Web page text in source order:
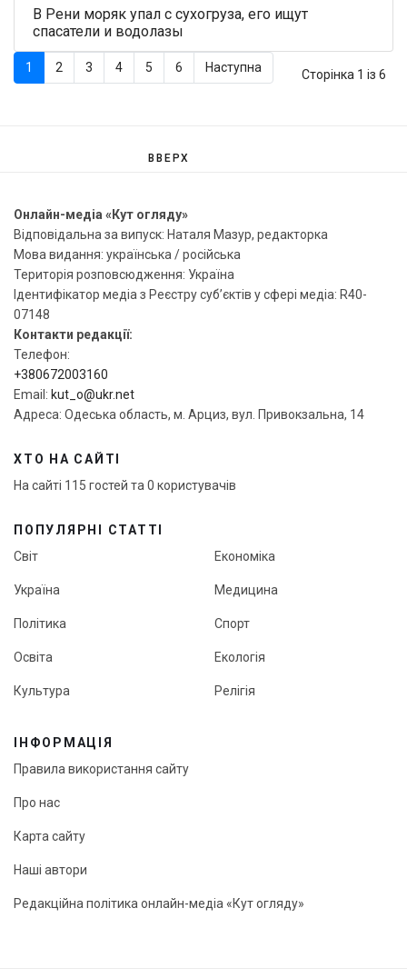
В Рени моряк упал с сухогруза, его ищут
спасатели и водолазы
Сторінка 1 із 6
1 2 3 4 5 6 Наступна
ВВЕРХ
Онлайн-медіа «Кут огляду»
Відповідальна за випуск: Наталя Мазур, редакторка
Мова видання: українська / російська
Територія розповсюдження: Україна
Ідентифікатор медіа з Реєстру суб’єктів у сфері медіа: R40-
07148
Контакти редакції:
Телефон:
+380672003160
Email: kut_o@ukr.net
Адреса: Одеська область, м. Арциз, вул. Привокзальна, 14
ХТО НА САЙТІ
На сайті 115 гостей та 0 користувачів
ПОПУЛЯРНІ СТАТТІ
Світ
Україна
Політика
Освіта
Культура
Економіка
Медицина
Спорт
Екологія
Релігія
ІНФОРМАЦІЯ
Правила використання сайту
Про нас
Карта сайту
Наші автори
Редакційна політика онлайн-медіа «Кут огляду»